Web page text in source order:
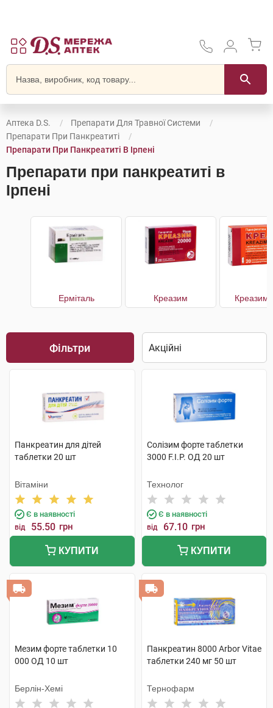
Аптека D.S.
Препарати Для Травної Системи
Препарати При Панкреатиті
Препарати При Панкреатиті В Ірпені
Препарати при панкреатиті в
Ірпені
Ерміталь Креазим Креазим
Фільтри
Панкреатин для дітей
таблетки 20 шт
Вітаміни
Є в наявності
від 55.50 грн
КУПИТИ
Солізим форте таблетки
3000 F.I.P. ОД 20 шт
Технолог
Є в наявності
від 67.10 грн
КУПИТИ
Мезим форте таблетки 10
000 ОД 10 шт
Берлін-Хемі
Панкреатин 8000 Arbor Vitae
таблетки 240 мг 50 шт
Тернофарм